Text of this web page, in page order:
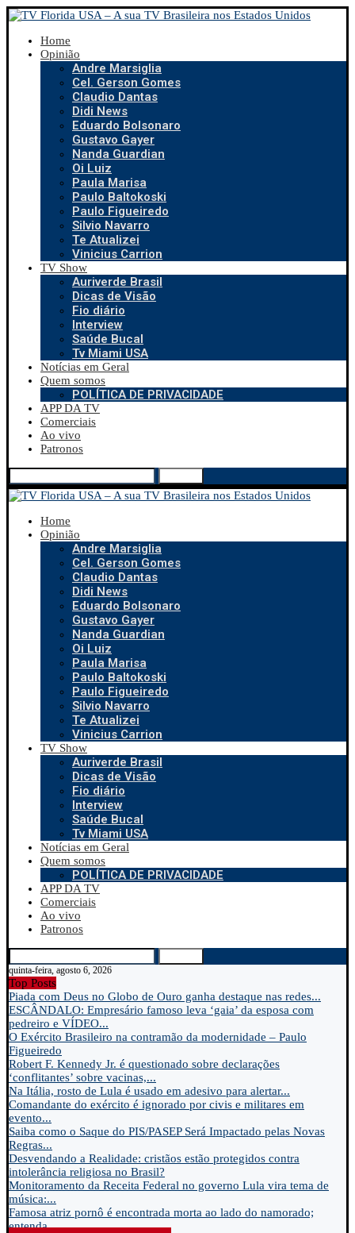
Home
Opinião
Andre Marsiglia
Cel. Gerson Gomes
Claudio Dantas
Didi News
Eduardo Bolsonaro
Gustavo Gayer
Nanda Guardian
Oi Luiz
Paula Marisa
Paulo Baltokoski
Paulo Figueiredo
Silvio Navarro
Te Atualizei
Vinicius Carrion
TV Show
Auriverde Brasil
Dicas de Visão
Fio diário
Interview
Saúde Bucal
Tv Miami USA
Notícias em Geral
Quem somos
POLÍTICA DE PRIVACIDADE
APP DA TV
Comerciais
Ao vivo
Patronos
Home
Opinião
Andre Marsiglia
Cel. Gerson Gomes
Claudio Dantas
Didi News
Eduardo Bolsonaro
Gustavo Gayer
Nanda Guardian
Oi Luiz
Paula Marisa
Paulo Baltokoski
Paulo Figueiredo
Silvio Navarro
Te Atualizei
Vinicius Carrion
TV Show
Auriverde Brasil
Dicas de Visão
Fio diário
Interview
Saúde Bucal
Tv Miami USA
Notícias em Geral
Quem somos
POLÍTICA DE PRIVACIDADE
APP DA TV
Comerciais
Ao vivo
Patronos
quinta-feira, agosto 6, 2026
Top Posts
Piada com Deus no Globo de Ouro ganha destaque nas redes...
ESCÂNDALO: Empresário famoso leva ‘gaia’ da esposa com
pedreiro e VÍDEO...
O Exército Brasileiro na contramão da modernidade – Paulo
Figueiredo
Robert F. Kennedy Jr. é questionado sobre declarações
‘conflitantes’ sobre vacinas,...
Na Itália, rosto de Lula é usado em adesivo para alertar...
Comandante do exército é ignorado por civis e militares em
evento...
Saiba como o Saque do PIS/PASEP Será Impactado pelas Novas
Regras...
Desvendando a Realidade: cristãos estão protegidos contra
intolerância religiosa no Brasil?
Monitoramento da Receita Federal no governo Lula vira tema de
música:...
Famosa atriz pornô é encontrada morta ao lado do namorado;
entenda...